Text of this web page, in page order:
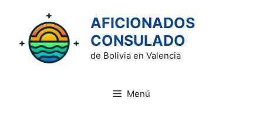
contenido
AFICIONADOS
CONSULADO
de Bolivia en Valencia
Menú